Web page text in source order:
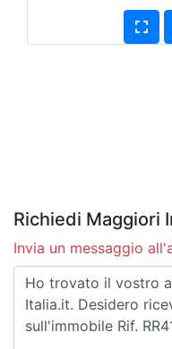
Richiedi Maggiori
Invia un messaggio